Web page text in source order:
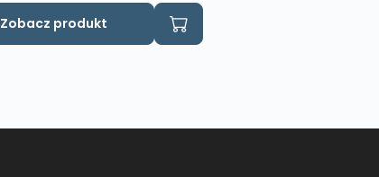
Zobacz produkt